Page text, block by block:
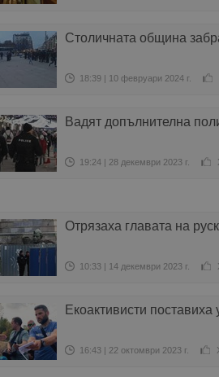
Столичната община
18:39 | 10 февруари 2024 г.
Вадят допълнителна
19:24 | 28 декември 2023 г.
Отрязаха главата на
10:33 | 14 декември 2023 г.
Екоактивисти
16:43 | 22 октомври 2023 г.